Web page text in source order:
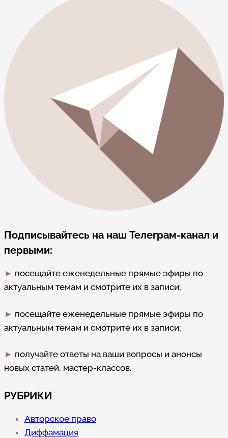
страницам
Подписывайтесь на наш Телеграм-канал и
первыми:
► посещайте еженедельные прямые эфиры по
актуальным темам и смотрите их в записи;
► посещайте еженедельные прямые эфиры по
актуальным темам и смотрите их в записи;
► получайте ответы на ваши вопросы и анонсы
новых статей, мастер-классов.
РУБРИКИ
Авторское право
Диффамация